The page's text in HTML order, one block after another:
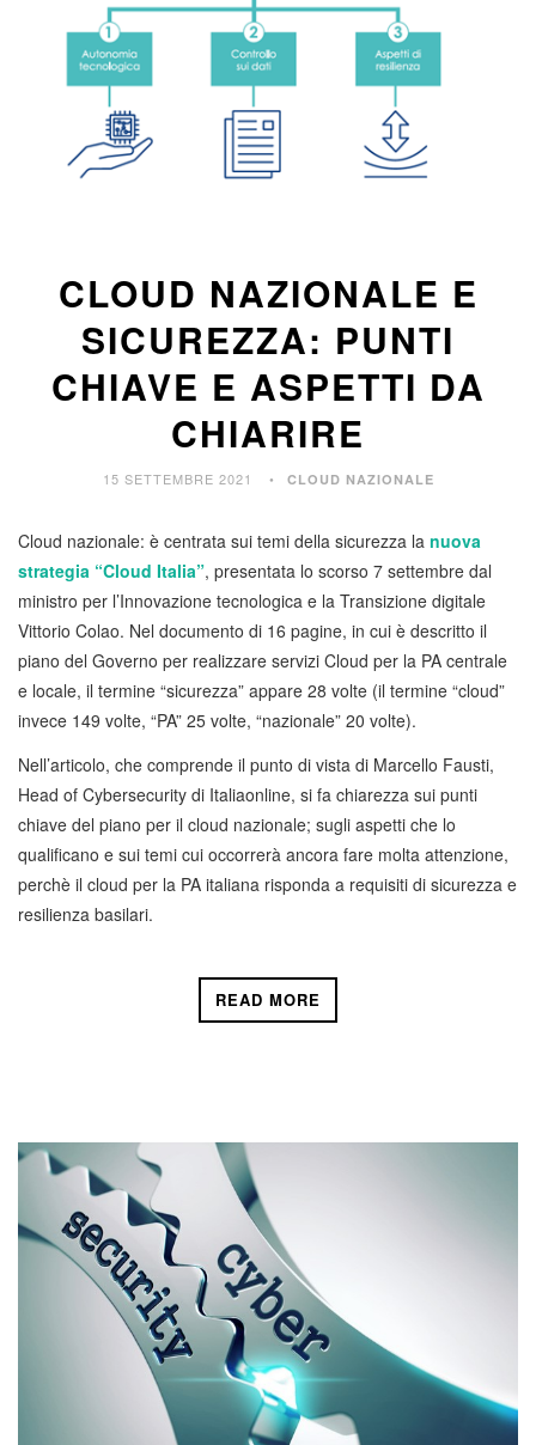
CLOUD NAZIONALE E
SICUREZZA: PUNTI
CHIAVE E ASPETTI DA
CHIARIRE
15 SETTEMBRE 2021 CLOUD NAZIONALE
Cloud nazionale: è centrata sui temi della sicurezza la nuova
strategia “Cloud Italia”, presentata lo scorso 7 settembre dal
ministro per l’Innovazione tecnologica e la Transizione digitale
Vittorio Colao. Nel documento di 16 pagine, in cui è descritto il
piano del Governo per realizzare servizi Cloud per la PA centrale
e locale, il termine “sicurezza” appare 28 volte (il termine “cloud”
invece 149 volte, “PA” 25 volte, “nazionale” 20 volte).
Nell’articolo, che comprende il punto di vista di Marcello Fausti,
Head of Cybersecurity di Italiaonline, si fa chiarezza sui punti
chiave del piano per il cloud nazionale; sugli aspetti che lo
qualificano e sui temi cui occorrerà ancora fare molta attenzione,
perchè il cloud per la PA italiana risponda a requisiti di sicurezza e
resilienza basilari.
READ MORE